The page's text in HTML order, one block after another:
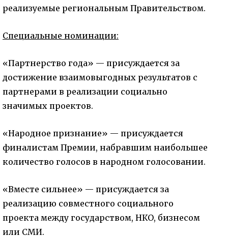
реализуемые региональным Правительством.
Специальные номинации:
«Партнерство года» — присуждается за
достижение взаимовыгодных результатов с
партнерами в реализации социально
значимых проектов.
«Народное признание» — присуждается
финалистам Премии, набравшим наибольшее
количество голосов в народном голосовании.
«Вместе сильнее» — присуждается за
реализацию совместного социального
проекта между государством, НКО, бизнесом
или СМИ.